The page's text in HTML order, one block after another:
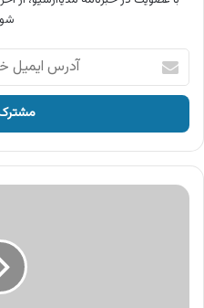
آدرس
ایمیل
خود
وارد
کنید
آگهی